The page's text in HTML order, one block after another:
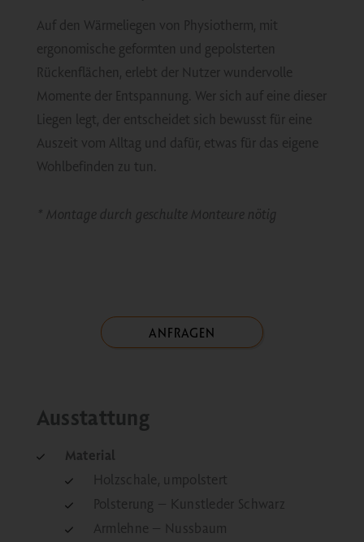
Auf den Wärmeliegen von Physiotherm, mit
ergonomische geformten und gepolsterten
Rückenflächen, erlebt der Nutzer wundervolle
Momente der Entspannung. Wer sich auf eine dieser
Liegen legt, der entscheidet sich bewusst für eine
Auszeit vom Alltag und dafür, etwas für das eigene
Wohlbefinden zu tun.
* Montage durch geschulte Monteure nötig
ANFRAGEN
Ausstattung
Material
Holzschale, umpolstert
Polsterung – Kunstleder Schwarz
Armlehne – Nussbaum